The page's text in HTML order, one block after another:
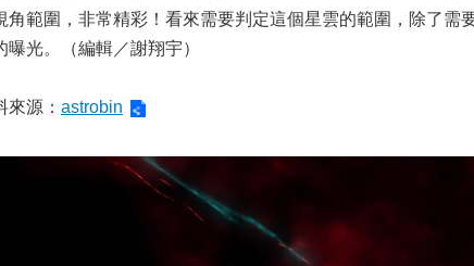
角範圍，非常精彩！看來需要判定這個星雲的範圍，除了需
曝光。（編輯／謝翔宇）
來源： astrobin